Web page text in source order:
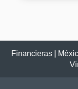
Financieras|